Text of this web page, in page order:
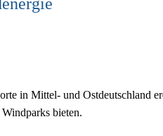
in Mittel- und Ostdeutschland
bieten.